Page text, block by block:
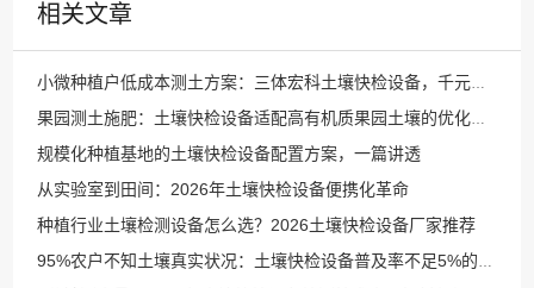
相关文章
小微种植户低成本测土方案：三体宏科土壤快检设备，千元级投入不用花钱送第三方检测
果园测土施肥：土壤快检设备适配高有机质果园土壤的优化方案
规模化种植基地的土壤快检设备配置方案，一篇讲透
从实验室到田间：2026年土壤快检设备便携化革命
种植行业土壤检测设备怎么选？2026土壤快检设备厂家推荐
95%农户不知土壤真实状况：土壤快检设备普及率不足5%的致命盲区